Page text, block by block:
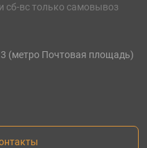
сб-вс только самовывоз
(метро Почтовая площадь)